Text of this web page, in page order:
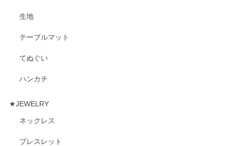
生地
テーブルマット
てぬぐい
ハンカチ
★JEWELRY
ネックレス
ブレスレット